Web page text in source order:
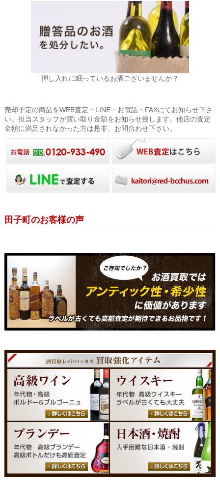
押し入れに眠っているお酒ございませんか？
売却予定の商品をWEB査定・LINE・お電話・FAXにてお知らせ下さ
い。担当スタッフが買い取り金額をお知らせ致します。他店の査定
金額に満足されなかった方は是非、お問合わせ下さい。
田子町のお客様の声